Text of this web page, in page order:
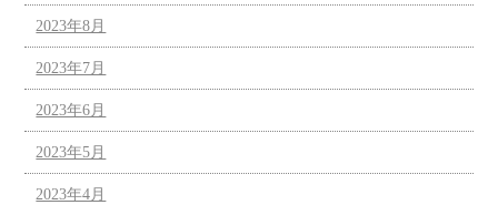
2023年8月
2023年7月
2023年6月
2023年5月
2023年4月